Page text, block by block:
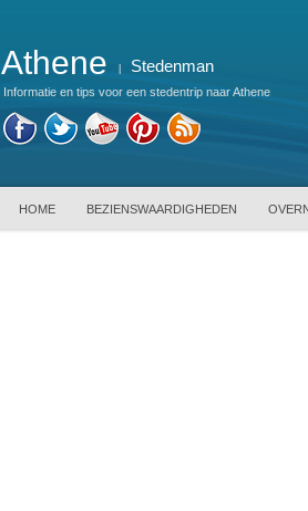
Athene Stedenman
Informatie en tips voor een stedentrip naar Athene
HOME BEZIENSWAARDIGHEDEN